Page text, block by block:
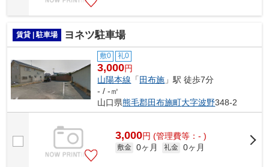
賃貸 | 駐車場 ヨネツ駐車場
敷0 礼0
3,000円
山陽本線 「 田布施 」駅 徒歩7分
- / -㎡
山口県熊毛郡田布施町大字波野348-2
3,000円 (管理費等：- )
敷金 0ヶ月 礼金 0ヶ月